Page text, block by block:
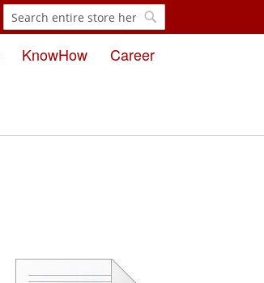
Search
My Cart
KnowHow Career